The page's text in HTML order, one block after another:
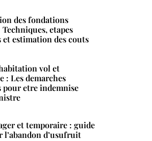
des fondations
etapes
et estimation des couts
vol et
: Les demarches
pour etre indemnise
et temporaire : guide
l’abandon d’usufruit